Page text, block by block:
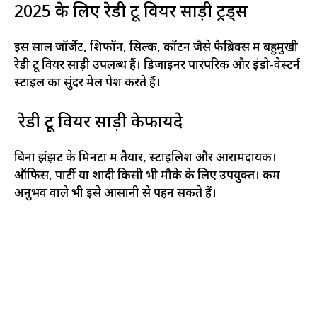
2025 के लिए रेडी टू वियर साड़ी ट्रेंड्स
इस साल जॉर्जेट, शिफॉन, सिल्क, कॉटन जैसे फैब्रिक्स में बहुमुखी
रेडी टू वियर साड़ी उपलब्ध हैं। डिजाइनर पारंपरिक और इंडो-वेस्टर्न
स्टाइल का सुंदर मेल पेश करते हैं।
रेडी टू वियर साड़ी केफायदे
बिना झंझट के मिनटों में तैयार, स्टाइलिश और आरामदायक।
ऑफिस, पार्टी या शादी किसी भी मौके के लिए उपयुक्त। कम
अनुभव वाले भी इसे आसानी से पहन सकते हैं।